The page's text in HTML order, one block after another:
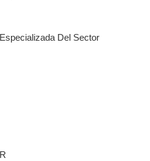
Del Sector